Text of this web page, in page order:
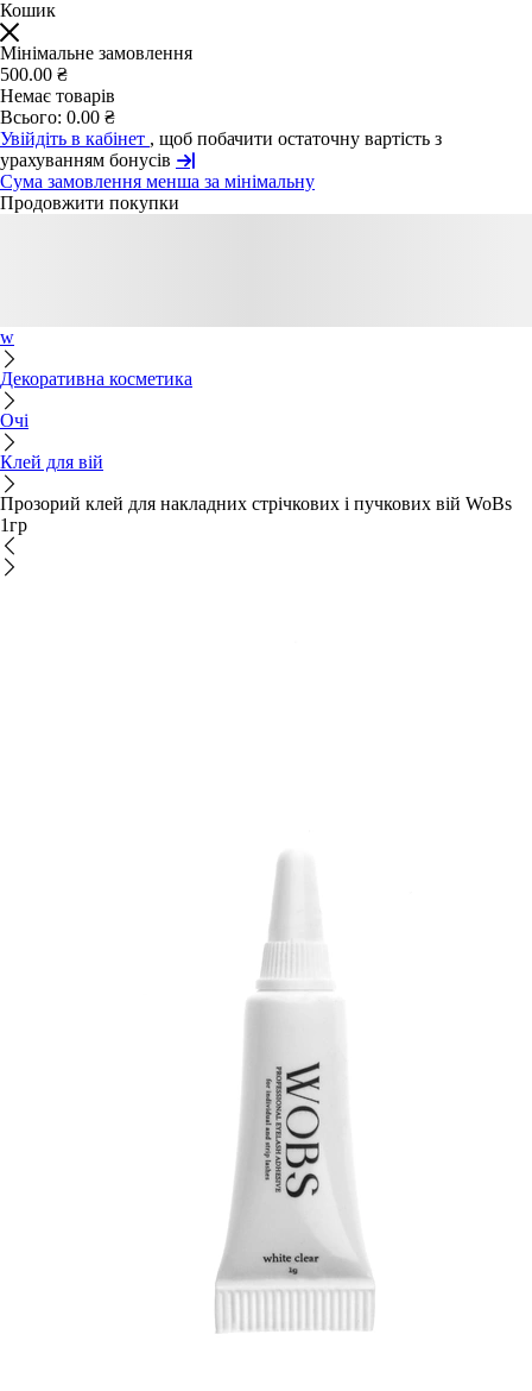
Кошик
Мінімальне замовлення
500.00 ₴
Немає товарів
Всього: 0.00 ₴
Увійдіть в кабінет , щоб побачити остаточну вартість з
урахуванням бонусів
Сума замовлення менша за мінімальну
Продовжити покупки
w
Декоративна косметика
Очі
Клей для вій
Прозорий клей для накладних стрічкових і пучкових вій WoBs
1гр